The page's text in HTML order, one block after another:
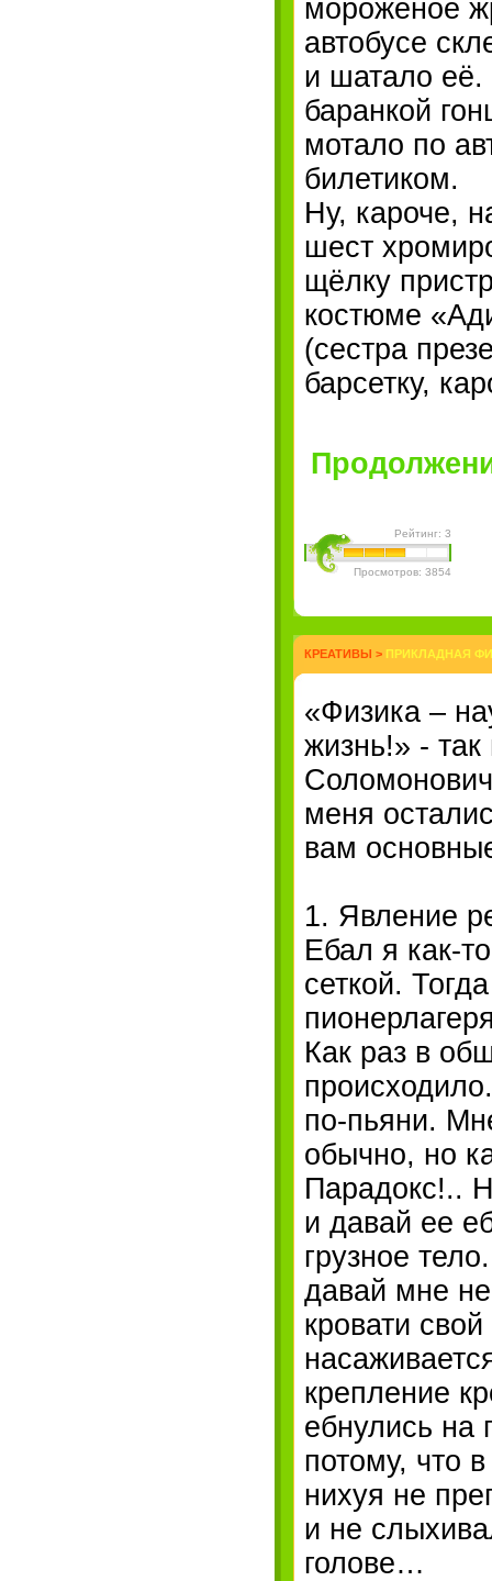
мороженое
автобусе
и шатало
баранкой
мотало по
билетиком.
Ну, кароче,
шест
щёлку
костюме
(сестра
барсетку,
Рейтинг: 3
Просмотров: 3854
КРЕАТИВЫ > ПРИКЛАДНАЯ
«Физика –
жизнь!» -
меня
вам
1. Явление
Ебал я как-
сеткой.
Как раз в
по-пьяни.
обычно, но
Парадокс!..
и давай ее
грузное
давай мне
кровати
крепление
ебнулись на
потому, что
нихуя не
и не
голове…